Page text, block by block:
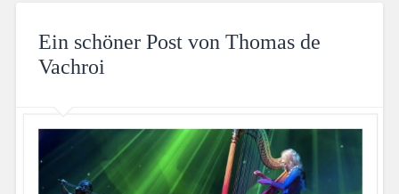
Ein schöner Post von Thomas de
Vachroi